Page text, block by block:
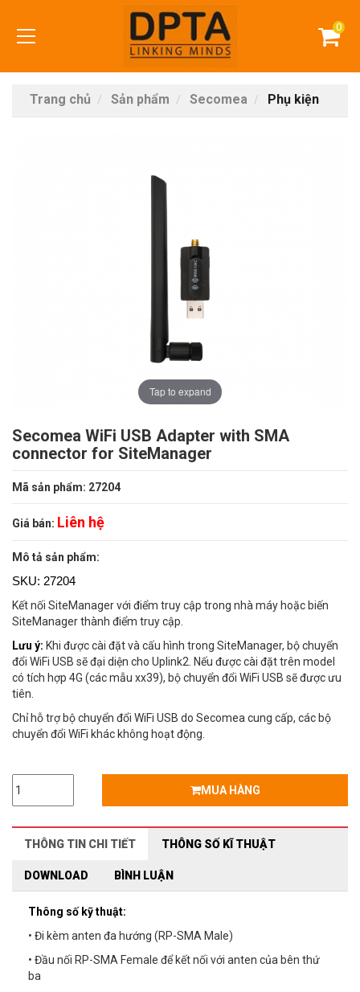
0
Trang chủ Sản phẩm Secomea Phụ kiện
Tap to expand
Secomea WiFi USB Adapter with SMA
connector for SiteManager
Mã sản phẩm: 27204
Giá bán: Liên hệ
Mô tả sản phẩm:
SKU: 27204
Kết nối SiteManager với điểm truy cập trong nhà máy hoặc biến
SiteManager thành điểm truy cập.
Lưu ý: Khi được cài đặt và cấu hình trong SiteManager, bộ chuyển
đổi WiFi USB sẽ đại diện cho Uplink2. Nếu được cài đặt trên model
có tích hợp 4G (các mẫu xx39), bộ chuyển đổi WiFi USB sẽ được ưu
tiên.
Chỉ hỗ trợ bộ chuyển đổi WiFi USB do Secomea cung cấp, các bộ
chuyển đổi WiFi khác không hoạt động.
MUA HÀNG
THÔNG TIN CHI TIẾT THÔNG SỐ KĨ THUẬT
DOWNLOAD BÌNH LUẬN
Thông số kỹ thuật:
• Đi kèm anten đa hướng (RP-SMA Male)
• Đầu nối RP-SMA Female để kết nối với anten của bên thứ
ba